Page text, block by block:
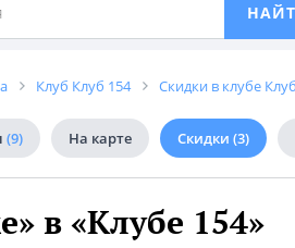
Клуб Клуб 154 Скидки в клубе
(9) На карте Скидки (3)
в «Клубе 154»